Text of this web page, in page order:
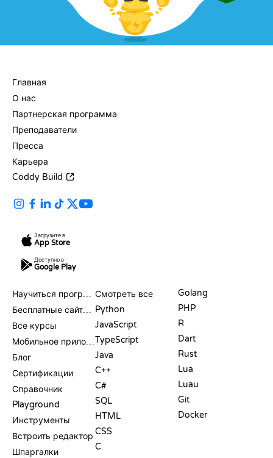
Главная
О нас
Партнерская программа
Преподаватели
Пресса
Карьера
Coddy Build
Загрузите в
App Store
Доступно в
Google Play
Научиться программировать
Бесплатные сайты для программирования
Все курсы
Мобильное приложение
Блог
Сертификации
Справочник
Playground
Инструменты
Встроить редактор
Шпаргалки
Смотреть все
Python
JavaScript
TypeScript
Java
C++
C#
SQL
HTML
CSS
C
Golang
PHP
R
Dart
Rust
Lua
Luau
Git
Docker